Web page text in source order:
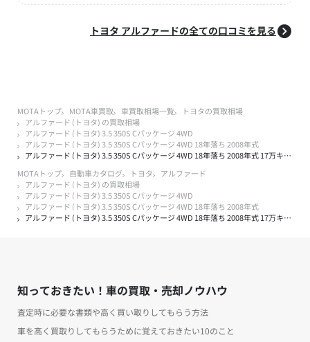
トヨタ アルファードの全ての口コミを見る
MOTAトップ MOTA車買取 車買取相場一覧
トヨタの買取相場
アルファード (トヨタ) の買取相場
アルファード (トヨタ) 3.5 350S Cパッケージ 4WD
アルファード (トヨタ) 3.5 350S Cパッケージ 4WD 18年落ち 2008年式
アルファード (トヨタ) 3.5 350S Cパッケージ 4WD 18年落ち 2008年式 17万キロ以下の買取実績
MOTAトップ
自動車カタログ トヨタ
アルファード
アルファード (トヨタ) の買取相場
アルファード (トヨタ) 3.5 350S Cパッケージ 4WD
アルファード (トヨタ) 3.5 350S Cパッケージ 4WD 18年落ち 2008年式
アルファード (トヨタ) 3.5 350S Cパッケージ 4WD 18年落ち 2008年式 17万キロ以下の買取実績
知っておきたい！車の買取・売却ノウハウ
査定時に必要な書類や高く買い取りしてもらう方法
車を高く買取りしてもらうために覚えておきたい10のこと